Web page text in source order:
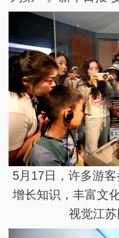
5月17日，许多游客
增长知识，丰富文
视觉江苏